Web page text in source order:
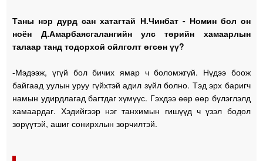
Таны нэр дурд сан хатагтай Н.Чинбат - Номин бол он
ноён Д.Амарбаясгалангийн улс төрийн хамаарлын
талаар танд тодорхой ойлголт өгсөн үү?
-Мэдээж, үгүй бол бичих ямар ч боломжгүй. Нүдээ боож
байгаад уулын уруу гүйхтэй адил зүйл болно. Тэд эрх баригч
намын удирдлагад багтдаг хүмүүс. Гэхдээ өөр өөр бүлэглэлд
хамаардаг. Хэдийгээр нэг танхимын гишүүд ч үзэл бодол
зөрүүтэй, ашиг сонирхлын зөрчилтэй.